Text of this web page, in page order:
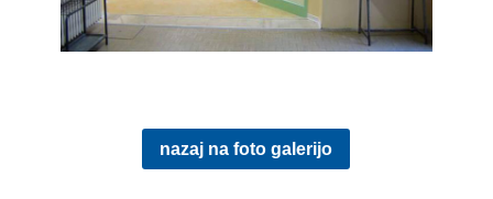
nazaj na foto galerijo